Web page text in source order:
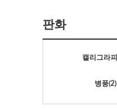
판화
캘리그라피
병풍(2)